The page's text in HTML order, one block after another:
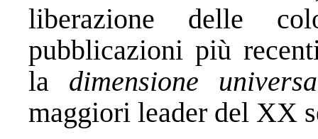
liberazione delle
pubblicazioni più
la dimensione
maggiori leader del XX